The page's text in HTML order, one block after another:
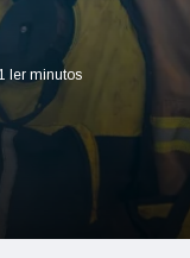
ler minutos